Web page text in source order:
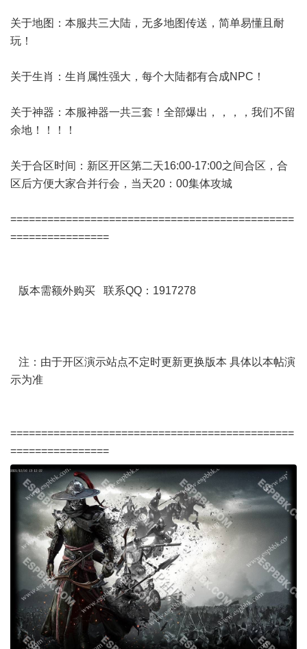
关于地图：本服共三大陆，无多地图传送，简单易懂且耐
玩！
关于生肖：生肖属性强大，每个大陆都有合成NPC！
关于神器：本服神器一共三套！全部爆出，，，，我们不留
余地！！！！
关于合区时间：新区开区第二天16:00-17:00之间合区，合
区后方便大家合并行会，当天20：00集体攻城
==============================================
================
版本需额外购买 联系QQ：1917278
注：由于开区演示站点不定时更新更换版本 具体以本帖演
示为准
==============================================
================